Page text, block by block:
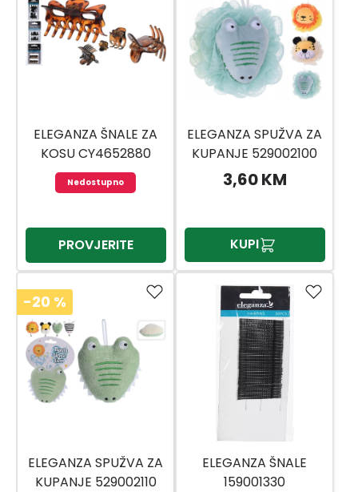
ELEGANZA ŠNALE ZA
KOSU CY4652880
Nedostupno
PROVJERITE
ELEGANZA SPUŽVA ZA
KUPANJE 529002100
3,60 KM
KUPI
-20 %
ELEGANZA SPUŽVA ZA
KUPANJE 529002110
ELEGANZA ŠNALE
159001330